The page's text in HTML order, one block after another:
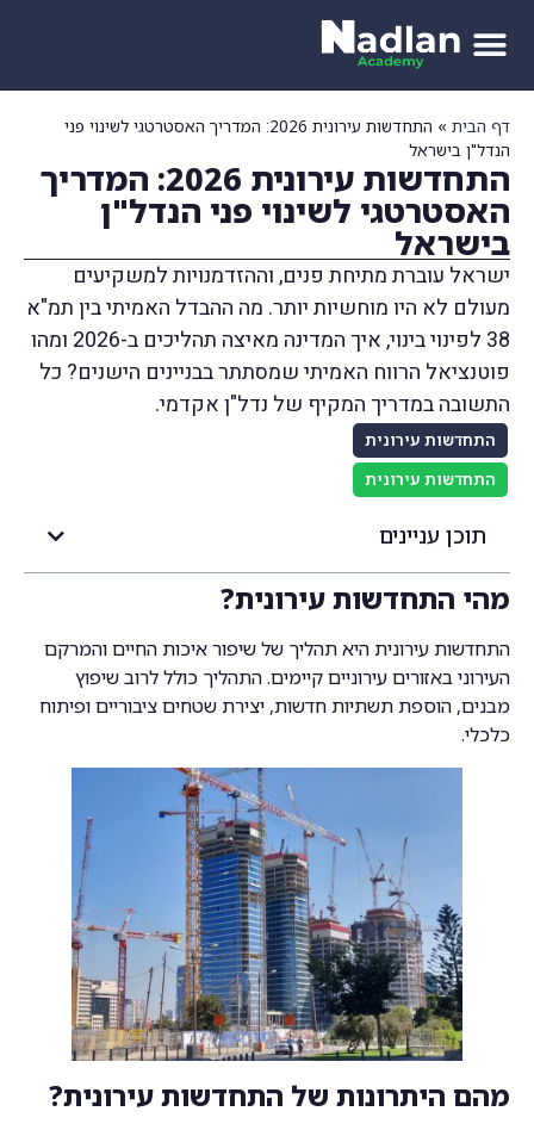
דף הבית »
התחדשות עירונית 2026: המדריך האסטרטגי לשינוי פני
הנדל"ן בישראל
התחדשות עירונית 2026: המדריך
האסטרטגי לשינוי פני הנדל"ן
בישראל
ישראל עוברת מתיחת פנים, וההזדמנויות למשקיעים
מעולם לא היו מוחשיות יותר. מה ההבדל האמיתי בין תמ"א
38 לפינוי בינוי, איך המדינה מאיצה תהליכים ב-2026 ומהו
פוטנציאל הרווח האמיתי שמסתתר בבניינים הישנים? כל
התשובה במדריך המקיף של נדל"ן אקדמי.
התחדשות עירונית
התחדשות עירונית
תוכן עניינים
מהי התחדשות עירונית?
התחדשות עירונית היא תהליך של שיפור איכות החיים והמרקם
העירוני באזורים עירוניים קיימים. התהליך כולל לרוב שיפוץ
מבנים, הוספת תשתיות חדשות, יצירת שטחים ציבוריים ופיתוח
כלכלי.
מהם היתרונות של התחדשות עירונית?